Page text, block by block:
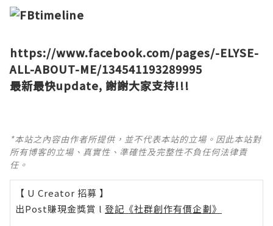
https://www.facebook.com/pages/-ELYSE-
ALL-ABOUT-ME/134541193289995
最新最快update, 謝謝大家支持!!!
*本站之內容由作者所提供，並不代表本站的立場。因此本站對
所有博客的立場、真實性、準確性及完整性不負任何法律責
任。
【 U Creator 招募 】
出Post賺現金獎賞 l 登記《社群創作有價企劃》